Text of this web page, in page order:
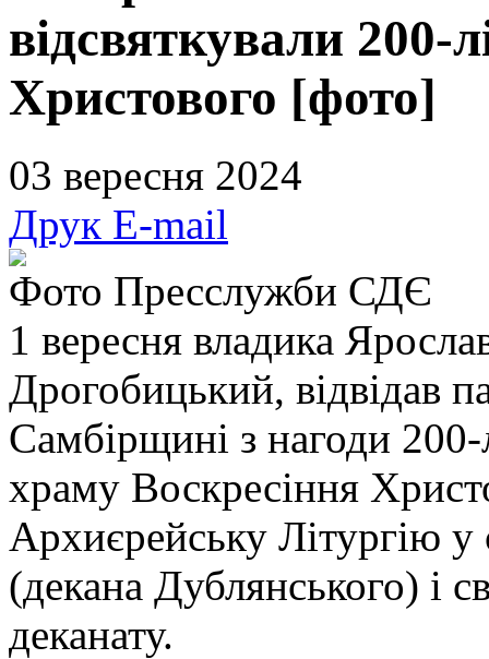
відсвяткували 200-
Христового [фото]
03 вересня 2024
Друк E-mail
Фото Пресслужби СДЄ
1 вересня владика
Дрогобицький, відвідав
Самбірщині з нагоди
храму Воскресіння
Архиєрейську Літургію у
(декана Дублянського) і
деканату.